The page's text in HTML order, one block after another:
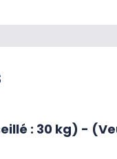
désélectionner l'accessoire selon